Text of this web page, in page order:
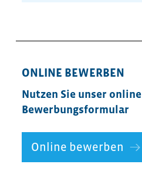
ONLINE BEWERBEN
Nutzen Sie unser online
Bewerbungsformular
Online bewerben